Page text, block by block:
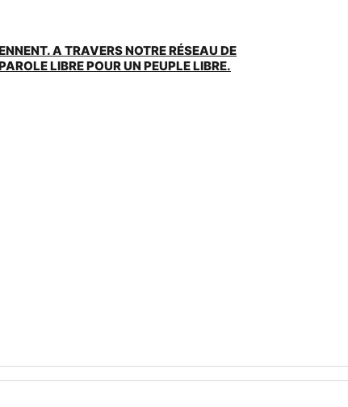
A TRAVERS NOTRE RÉSEAU DE
LIBRE POUR UN PEUPLE LIBRE.